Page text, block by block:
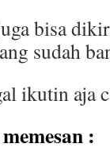
bisa
sudah
ikutin aja
: